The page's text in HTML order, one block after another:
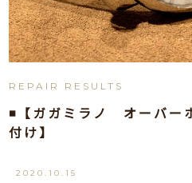
REPAIR RESULTS
◾️【ガガミラノ オーバー
付け】
2020.10.15